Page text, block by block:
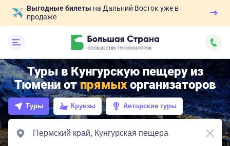
Выгодные билеты на Дальний Восток уже в
продаже
Туры в Кунгурскую пещеру из
Тюмени отпрямыхорганизаторов
Туры Круизы Авторские туры